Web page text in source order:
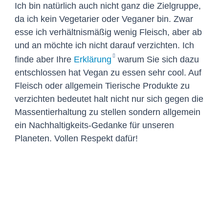
Ich bin natürlich auch nicht ganz die Zielgruppe,
da ich kein Vegetarier oder Veganer bin. Zwar
esse ich verhältnismäßig wenig Fleisch, aber ab
und an möchte ich nicht darauf verzichten. Ich
finde aber Ihre Erklärung
warum Sie sich dazu
entschlossen hat Vegan zu essen sehr cool. Auf
Fleisch oder allgemein Tierische Produkte zu
verzichten bedeutet halt nicht nur sich gegen die
Massentierhaltung zu stellen sondern allgemein
ein Nachhaltigkeits-Gedanke für unseren
Planeten. Vollen Respekt dafür!